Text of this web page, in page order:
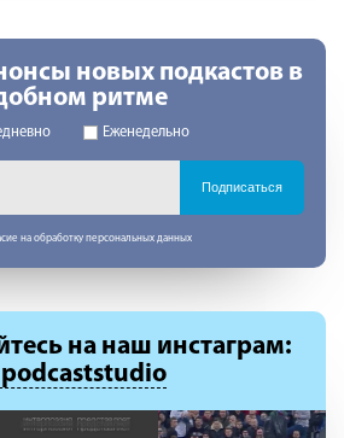
новых подкастов в
ритме
Еженедельно
Подписаться
на обработку персональных данных
на наш инстаграм: